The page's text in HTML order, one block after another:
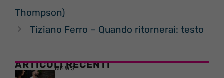
Thompson)
Tiziano Ferro – Quando ritornerai: testo
ARTICOLI RECENTI
NEWS